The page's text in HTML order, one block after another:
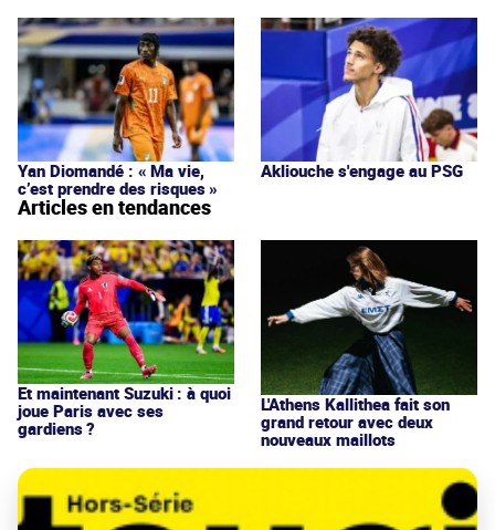
Yan Diomandé : « Ma vie,
c’est prendre des risques »
Akliouche s'engage au PSG
Articles en tendances
Et maintenant Suzuki : à quoi
joue Paris avec ses
gardiens ?
L'Athens Kallithea fait son
grand retour avec deux
nouveaux maillots